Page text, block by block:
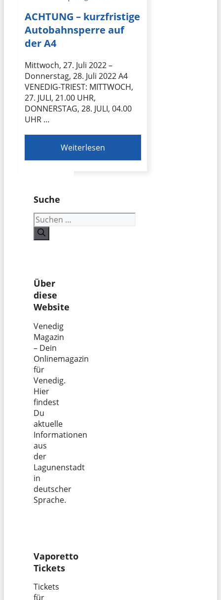
ACHTUNG – kurzfristige
Autobahnsperre auf
der A4
Mittwoch, 27. Juli 2022 –
Donnerstag, 28. Juli 2022 A4
VENEDIG-TRIEST: MITTWOCH,
27. JULI, 21.00 UHR,
DONNERSTAG, 28. JULI, 04.00
UHR …
Weiterlesen
Suche
Suchen
nach:
Über
diese
Website
Venedig
Magazin
– Dein
Onlinemagazin
für
Venedig.
Hier
findest
Du
aktuelle
Informationen
aus
der
Lagunenstadt
in
deutscher
Sprache.
Vaporetto
Tickets
Tickets
für